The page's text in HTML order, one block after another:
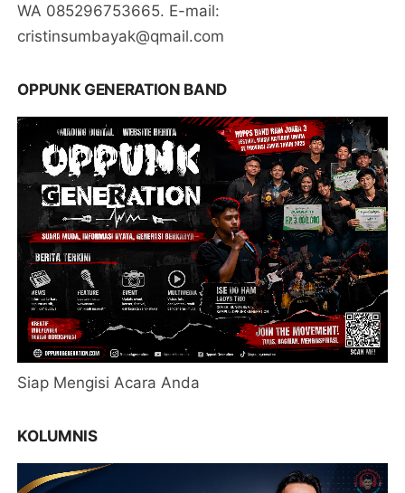
WA 085296753665. E-mail:
cristinsumbayak@qmail.com
OPPUNK GENERATION BAND
Siap Mengisi Acara Anda
KOLUMNIS